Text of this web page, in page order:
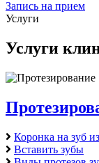
Запись на прием
Услуги
Услуги
Коронка на зуб
Вставить зубы